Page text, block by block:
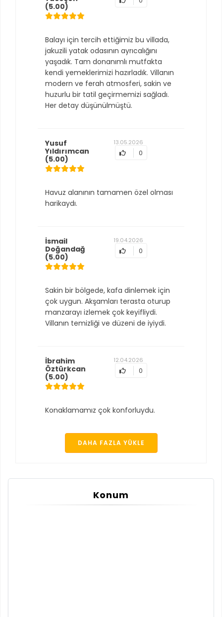
(5.00)
Balayı için tercih ettiğimiz bu villada,
jakuzili yatak odasının ayrıcalığını
yaşadık. Tam donanımlı mutfakta
kendi yemeklerimizi hazırladık. Villanın
modern ve ferah atmosferi, sakin ve
huzurlu bir tatil geçirmemizi sağladı.
Her detay düşünülmüştü.
Yusuf
Yıldırımcan
(5.00)
13.05.2026
0
Havuz alanının tamamen özel olması
harikaydı.
İsmail
Doğandağ
(5.00)
19.04.2026
0
Sakin bir bölgede, kafa dinlemek için
çok uygun. Akşamları terasta oturup
manzarayı izlemek çok keyifliydi.
Villanın temizliği ve düzeni de iyiydi.
İbrahim
Öztürkcan
(5.00)
12.04.2026
0
Konaklamamız çok konforluydu.
DAHA FAZLA YÜKLE
Konum